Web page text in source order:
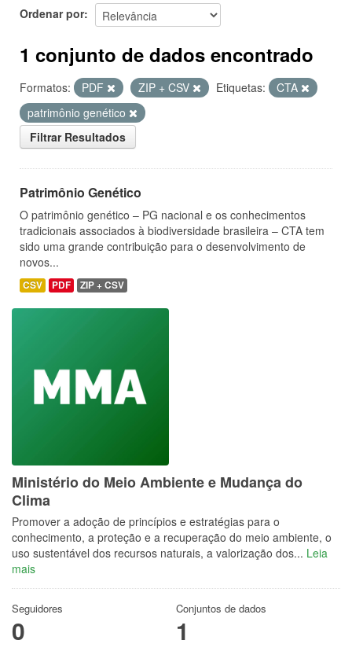
Ordenar por
1 conjunto de dados encontrado
Formatos: PDF ZIP + CSV Etiquetas:
CTA
patrimônio genético
Filtrar Resultados
Patrimônio Genético
O patrimônio genético – PG nacional e os conhecimentos
tradicionais associados à biodiversidade brasileira – CTA tem
sido uma grande contribuição para o desenvolvimento de
novos...
CSV PDF ZIP + CSV
Ministério do Meio Ambiente e Mudança do
Clima
Promover a adoção de princípios e estratégias para o
conhecimento, a proteção e a recuperação do meio ambiente, o
uso sustentável dos recursos naturais, a valorização dos... Leia
mais
Seguidores
0
Conjuntos de dados
1